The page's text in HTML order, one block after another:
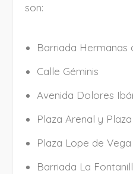
son:
Barriada Hermanas
Calle Géminis
Avenida Dolores
Plaza Arenal y
Plaza Lope de Vega
Barriada La